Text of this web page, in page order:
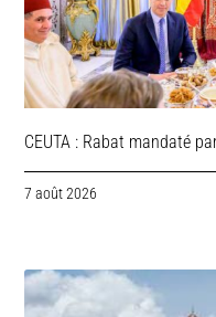
CEUTA : Rabat mandaté
7 août 2026